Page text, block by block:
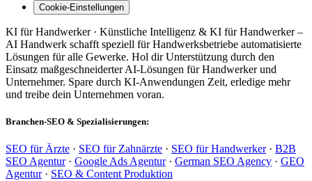
Cookie-Einstellungen
KI für Handwerker · Künstliche Intelligenz & KI für Handwerker –
AI Handwerk schafft speziell für Handwerksbetriebe automatisierte
Lösungen für alle Gewerke. Hol dir Unterstützung durch den
Einsatz maßgeschneiderter AI-Lösungen für Handwerker und
Unternehmer. Spare durch KI-Anwendungen Zeit, erledige mehr
und treibe dein Unternehmen voran.
Branchen-SEO & Spezialisierungen:
SEO für Ärzte · SEO für Zahnärzte · SEO für Handwerker· B2B
SEO Agentur· Google Ads Agentur· German SEO Agency · GEO
Agentur· SEO & Content Produktion